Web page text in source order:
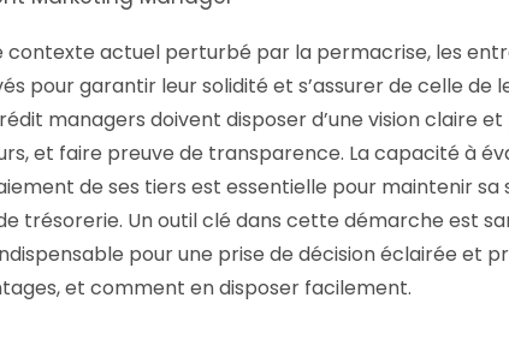
décisions ​et adopter les
l’attitude de paiement
nos valeurs
notre évaluation
Consulter le rapport
contexte actuel perturbé par la permacrise, les
pour garantir leur solidité et s’assurer de celle de
managers doivent disposer d’une vision claire
et faire preuve de transparence. La capacité à
de ses tiers est essentielle pour maintenir
trésorerie. Un outil clé dans cette démarche est
pour une prise de décision éclairée et
et comment en disposer facilement.